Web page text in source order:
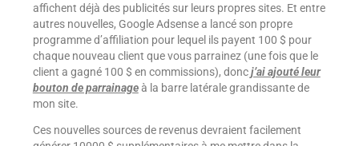
affichent déjà des publicités sur leurs propres sites. Et entre
autres nouvelles, Google Adsense a lancé son propre
programme d’affiliation pour lequel ils payent 100 $ pour
chaque nouveau client que vous parrainez (une fois que le
client a gagné 100 $ en commissions), doncj’ai ajouté leur
bouton de parrainageà la barre latérale grandissante de
mon site.
Ces nouvelles sources de revenus devraient facilement